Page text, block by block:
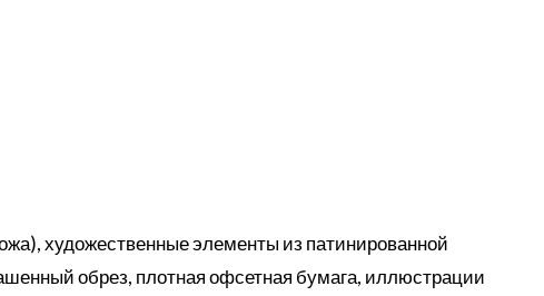
художественные элементы из патинированной
обрез, плотная офсетная бумага, иллюстрации